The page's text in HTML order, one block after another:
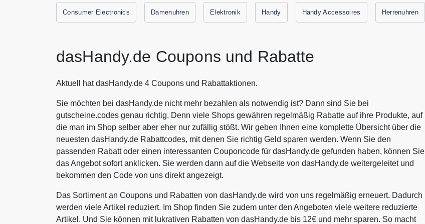
Consumer Electronics Damenuhren Elektronik Handy Handy Accessoires Herrenuhren
dasHandy.de Coupons und Rabatte
Aktuell hat dasHandy.de 4 Coupons und Rabattaktionen.
Sie möchten bei dasHandy.de nicht mehr bezahlen als notwendig ist? Dann sind Sie bei
gutscheine.codes genau richtig. Denn viele Shops gewähren regelmäßig Rabatte auf ihre Produkte, auf
die man im Shop selber aber eher nur zufällig stößt. Wir geben Ihnen eine komplette Übersicht über die
neuesten dasHandy.de Rabattcodes, mit denen Sie richtig Geld sparen werden. Wenn Sie den
passenden Rabatt oder einen interessanten Couponcode für dasHandy.de gefunden haben, können Sie
das Angebot sofort anklicken. Sie werden dann auf die Webseite von dasHandy.de weitergeleitet und
bekommen den Code von uns direkt angezeigt.
Das Sortiment an Coupons und Rabatten von dasHandy.de wird von uns regelmäßig erneuert. Dadurch
werden viele Artikel reduziert. Im Shop finden Sie zudem unter den Angeboten viele weitere reduzierte
Artikel. Und Sie können mit lukrativen Rabatten von dasHandy.de bis 12€ und mehr sparen. So macht